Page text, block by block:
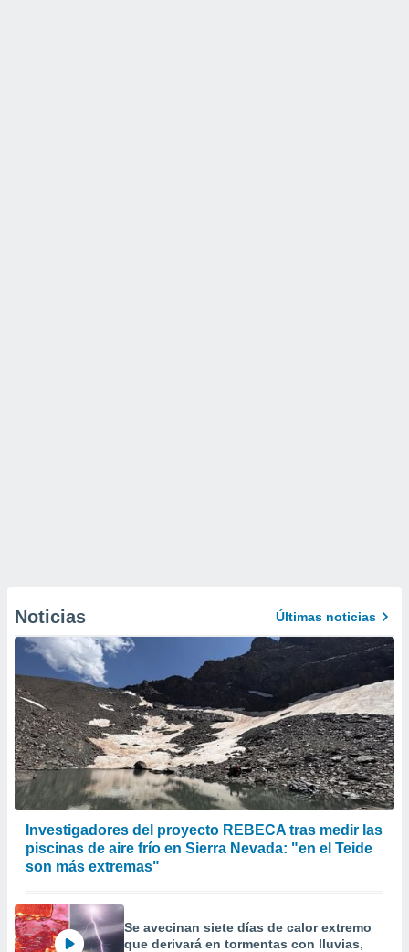
Noticias Últimas noticias
Investigadores del proyecto REBECA tras medir las
piscinas de aire frío en Sierra Nevada: "en el Teide
son más extremas"
Se avecinan siete días de calor extremo
que derivará en tormentas con lluvias,